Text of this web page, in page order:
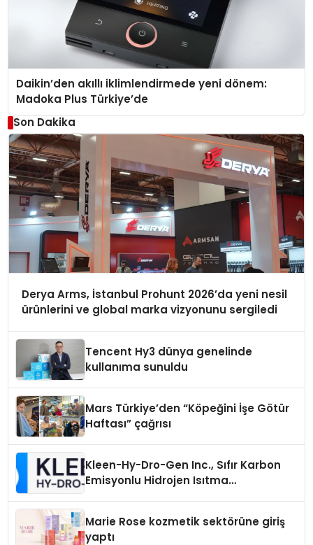
Daikin’den akıllı iklimlendirmede yeni dönem:
Madoka Plus Türkiye’de
Son Dakika
Derya Arms, İstanbul Prohunt 2026’da yeni nesil
ürünlerini ve global marka vizyonunu sergiledi
Tencent Hy3 dünya genelinde
kullanıma sunuldu
Mars Türkiye’den “Köpeğini İşe Götür
Haftası” çağrısı
Kleen-Hy-Dro-Gen Inc., Sıfır Karbon
Emisyonlu Hidrojen Isıtma
Marie Rose kozmetik sektörüne giriş
yaptı